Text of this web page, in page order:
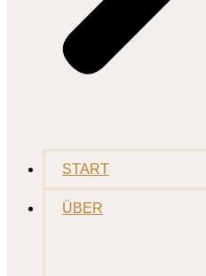
START
ÜBER